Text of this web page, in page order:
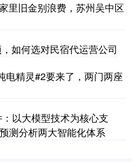
里旧金别浪费，苏州吴中区
如何选对民宿代运营公司
电精灵#2要来了，两门两座
以大模型技术为核心支
测分析两大智能化体系